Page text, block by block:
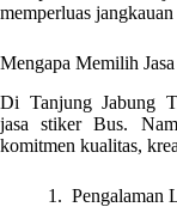
memperluas
Mengapa Memilih
Di Tanjung Jabung
jasa stiker Bus.
komitmen kualitas,
1. Pengalaman